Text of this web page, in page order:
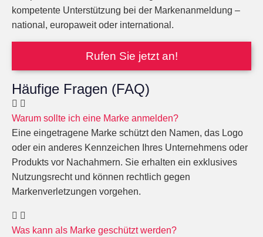
kompetente Unterstützung bei der Markenanmeldung –
national, europaweit oder international.
Rufen Sie jetzt an!
Häufige Fragen (FAQ)
Warum sollte ich eine Marke anmelden?
Eine eingetragene Marke schützt den Namen, das Logo
oder ein anderes Kennzeichen Ihres Unternehmens oder
Produkts vor Nachahmern. Sie erhalten ein exklusives
Nutzungsrecht und können rechtlich gegen
Markenverletzungen vorgehen.
Was kann als Marke geschützt werden?